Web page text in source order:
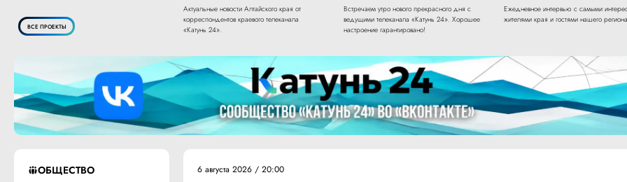
ВСЕ ПРОЕКТЫ
Актуальные новости Алтайского края от
корреспондентов краевого телеканала
«Катунь 24».
Встречаем утро нового прекрасного дня с
ведущими телеканала «Катунь 24». Хорошее
настроение гарантировано!
Ежедневное интервью с самыми
жителями края и гостями нашего
ОБЩЕСТВО 6 августа 2026 / 20:00